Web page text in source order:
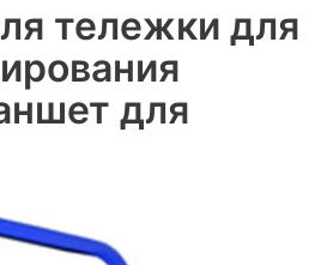
тележки для
для